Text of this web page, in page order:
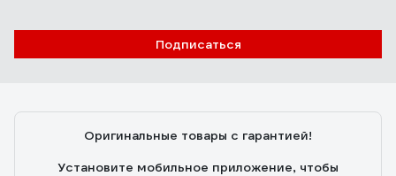
Подписаться
Оригинальные товары с гарантией!
Установите мобильное приложение, чтобы